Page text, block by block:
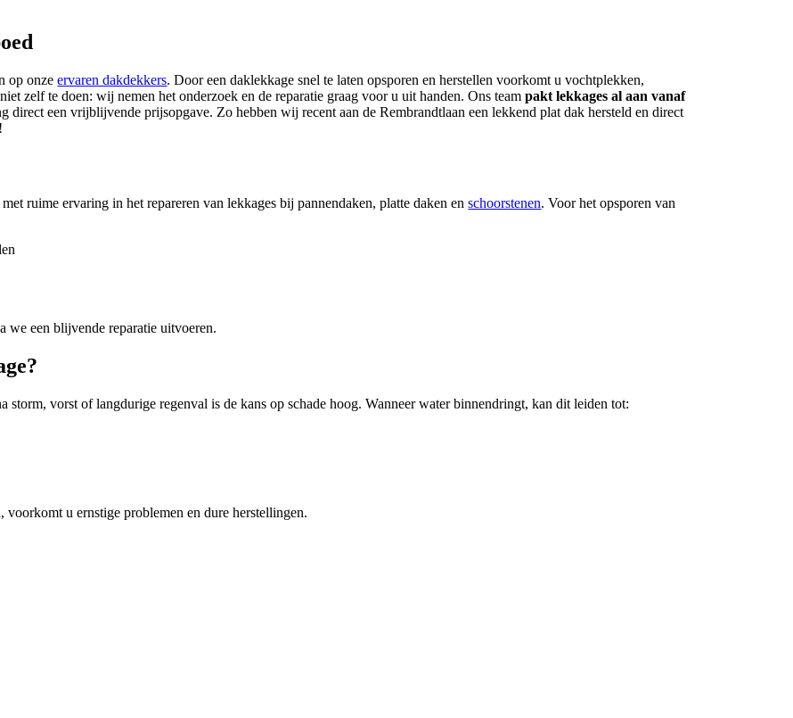
op onzeervaren dakdekkers. Door een daklekkage snel te laten opsporen en herstellen voorkomt u vochtplekken,
zelf te doen: wij nemen het onderzoek en de reparatie graag voor u uit handen. Ons teampakt lekkages al aan vanaf
een vrijblijvende prijsopgave. Zo hebben wij recent aan de Rembrandtlaan een lekkend plat dak hersteld en direct
met ruime ervaring in het repareren van lekkages bij pannendaken, platte daken enschoorstenen. Voor het opsporen van
we een blijvende reparatie uitvoeren.
vorst of langdurige regenval is de kans op schade hoog. Wanneer water binnendringt, kan dit leiden tot:
u ernstige problemen en dure herstellingen.